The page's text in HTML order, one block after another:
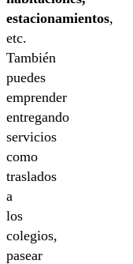
estacionamientos,
etc.
También
puedes
emprender
entregando
servicios
como
traslados
a
los
colegios,
pasear